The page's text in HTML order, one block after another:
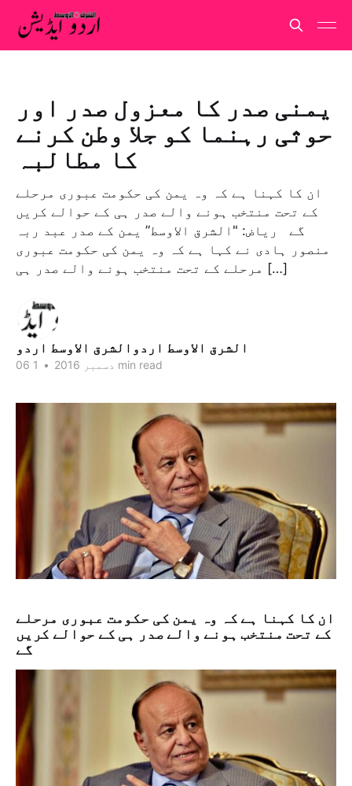
یمنی صدر کا معزول صدر اور
حوثی رہنما کو جلا وطن کرنے
کا مطالبہ
ان کا کہنا ہے کہ وہ یمن کی حکومت عبوری مرحلے
کے تحت منتخب ہونے والے صدر ہی کے حوالے کریں
گے ریاض: "الشرق الاوسط” یمن کے صدر عبد ربہ
منصور ہادی نے کہا ہے کہ وہ یمن کی حکومت عبوری
مرحلے کے تحت منتخب ہونے والے صدر ہی […]
الشرق الاوسط اردوالشرق الاوسط اردو
06 دسمبر 2016 • 1 min read
ان کا کہنا ہے کہ وہ یمن کی حکومت عبوری مرحلے
کے تحت منتخب ہونے والے صدر ہی کے حوالے کریں
گے